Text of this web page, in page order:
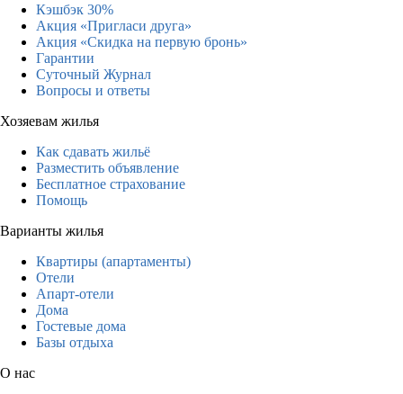
Кэшбэк 30%
Акция «Пригласи друга»
Акция «Скидка на первую бронь»
Гарантии
Суточный Журнал
Вопросы и ответы
Хозяевам жилья
Как сдавать жильё
Разместить объявление
Бесплатное страхование
Помощь
Варианты жилья
Квартиры (апартаменты)
Отели
Апарт-отели
Дома
Гостевые дома
Базы отдыха
О нас